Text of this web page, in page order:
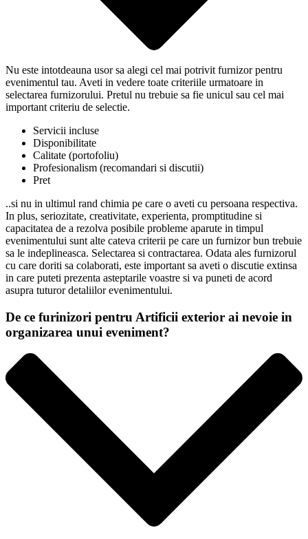
Nu este intotdeauna usor sa alegi cel mai potrivit furnizor pentru
evenimentul tau. Aveti in vedere toate criteriile urmatoare in
selectarea furnizorului. Pretul nu trebuie sa fie unicul sau cel mai
important criteriu de selectie.
Servicii incluse
Disponibilitate
Calitate (portofoliu)
Profesionalism (recomandari si discutii)
Pret
..si nu in ultimul rand chimia pe care o aveti cu persoana respectiva.
In plus, seriozitate, creativitate, experienta, promptitudine si
capacitatea de a rezolva posibile probleme aparute in timpul
evenimentului sunt alte cateva criterii pe care un furnizor bun trebuie
sa le indeplineasca. Selectarea si contractarea. Odata ales furnizorul
cu care doriti sa colaborati, este important sa aveti o discutie extinsa
in care puteti prezenta asteptarile voastre si va puneti de acord
asupra tuturor detaliilor evenimentului.
De ce furinizori pentru Artificii exterior ai nevoie in
organizarea unui eveniment?